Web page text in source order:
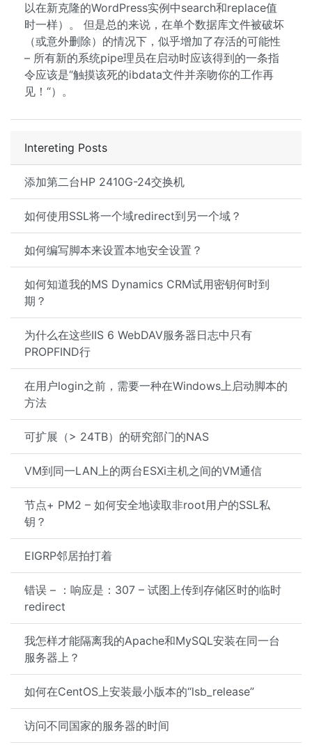
Intereting Posts
添加第二台HP 2410G-24交换机
如何使用SSL将一个域redirect到另一个域？
如何编写脚本来设置本地安全设置？
如何知道我的MS Dynamics CRM试用密钥何时到
期？
为什么在这些IIS 6 WebDAV服务器日志中只有
PROPFIND行
在用户login之前，需要一种在Windows上启动脚本的
方法
可扩展（> 24TB）的研究部门的NAS
VM到同一LAN上的两台ESXi主机之间的VM通信
节点+ PM2 – 如何安全地读取非root用户的SSL私
钥？
EIGRP邻居拍打着
错误 – ：响应是：307 – 试图上传到存储区时的临时
redirect
我怎样才能隔离我的Apache和MySQL安装在同一台
服务器上？
如何在CentOS上安装最小版本的“lsb_release”
访问不同国家的服务器的时间
以在新克隆的WordPress实例中search和replace值
时一样）。 但是总的来说，在单个数据库文件被破坏
（或意外删除）的情况下，似乎增加了存活的可能性
– 所有新的系统pipe理员在启动时应该得到的一条指
令应该是“触摸该死的ibdata文件并亲吻你的工作再
见！“）。